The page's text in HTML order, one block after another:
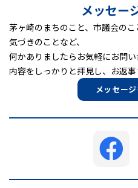
メッセー
茅ヶ崎のまちのこと、市議会の
気づきのことなど、
何かありましたらお気軽にお問い
内容をしっかりと拝見し、お返事
メッセー